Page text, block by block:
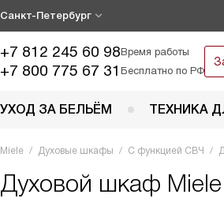
Санкт-Петербург
+7 812 245 60 98Время работы
+7 800 775 67 31 Бесплатно по РФ
УХОД ЗА БЕЛЬЁМ ТЕХНИКА
Miele Духовые шкафы С функцией СВЧ
Духовой шкаф